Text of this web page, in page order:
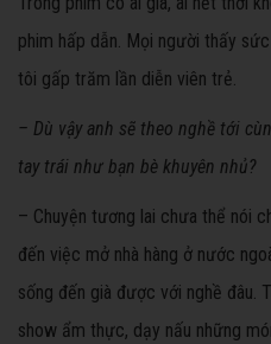
phim hấp dẫn. Mọi người thấy
tôi gấp trăm lần diễn viên trẻ.
– Dù vậy anh sẽ theo nghề tới
tay trái như bạn bè khuyên nhủ?
– Chuyện tương lai chưa thể nói
đến việc mở nhà hàng ở nước
sống đến già được với nghề
show ẩm thực, dạy nấu những